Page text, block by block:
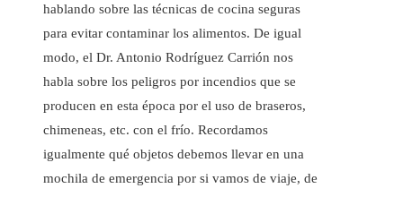
hablando sobre las técnicas de cocina seguras
para evitar contaminar los alimentos. De igual
modo, el Dr. Antonio Rodríguez Carrión nos
habla sobre los peligros por incendios que se
producen en esta época por el uso de braseros,
chimeneas, etc. con el frío. Recordamos
igualmente qué objetos debemos llevar en una
mochila de emergencia por si vamos de viaje, de